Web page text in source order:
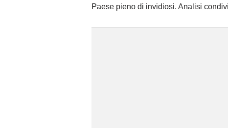
Paese pieno di invidiosi. Analisi